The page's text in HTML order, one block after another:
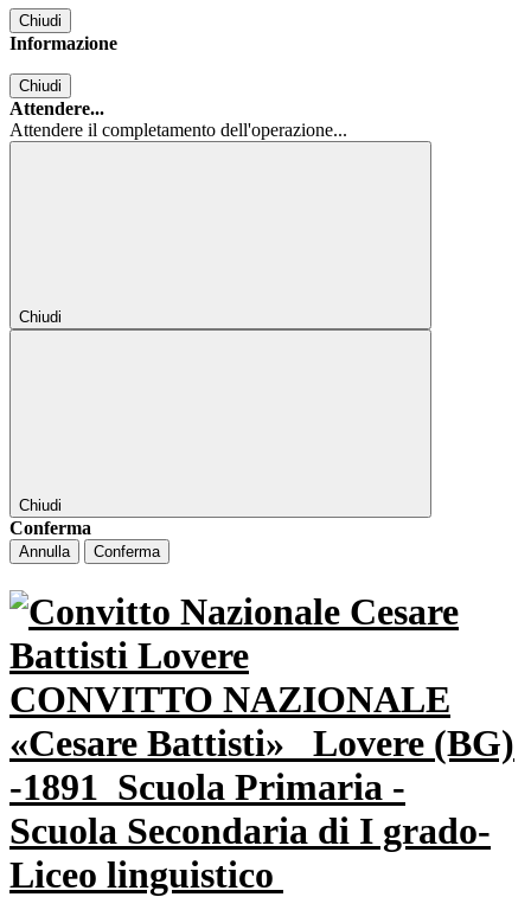
Chiudi
Informazione
Chiudi
Attendere...
Attendere il completamento dell'operazione...
Chiudi
Chiudi
Conferma
Annulla Conferma
CONVITTO NAZIONALE
«Cesare Battisti»
Lovere (BG)
-1891 Scuola Primaria -
Scuola Secondaria di I grado-
Liceo linguistico